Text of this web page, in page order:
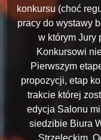
konkursu (choć
pracy do wystawy
w którym Jury
Konkursowi
Pierwszym
propozycji, etap
trakcie której
edycja Salonu
siedzibie Biura
Strzeleckim.